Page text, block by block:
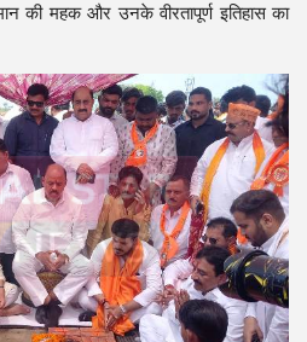
की महक और उनके वीरतापूर्ण इतिहास का